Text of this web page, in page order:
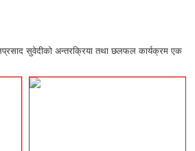
सुवेदीको अन्तरक्रिया तथा छलफल कार्यक्रम एक